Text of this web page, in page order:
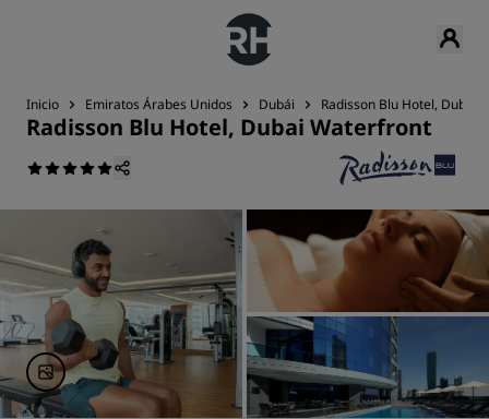
Inicio Emiratos Árabes Unidos Dubái Radisson Blu Hotel, Dubai
Radisson Blu Hotel, Dubai Waterfront